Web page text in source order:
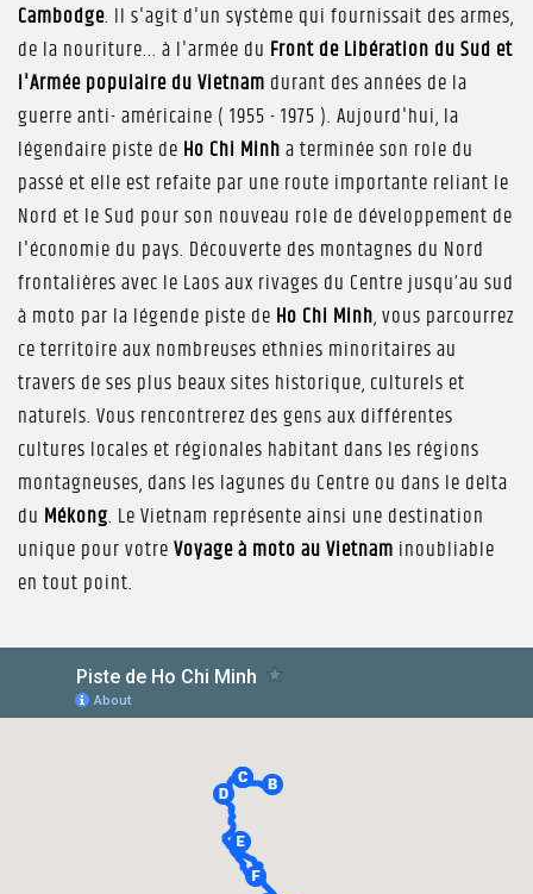
Cambodge. Il s'agit d'un système qui fournissait des armes,
de la nouriture... à l'armée du Front de Libération du Sud et
l'Armée populaire du Vietnam durant des années de la
guerre anti- américaine ( 1955 - 1975 ). Aujourd'hui, la
légendaire piste de Ho Chi Minha terminée son role du
passé et elle est refaite par une route importante reliant le
Nord et le Sud pour son nouveau role de développement de
l'économie du pays. Découverte des montagnes du Nord
frontalières avec le Laos aux rivages du Centre jusqu’au sud
à moto par la légende piste de Ho Chi Minh, vous parcourrez
ce territoire aux nombreuses ethnies minoritaires au
travers de ses plus beaux sites historique, culturels et
naturels. Vous rencontrerez des gens aux différentes
cultures locales et régionales habitant dans les régions
montagneuses, dans les lagunes du Centre ou dans le delta
du Mékong. Le Vietnam représente ainsi une destination
unique pour votreVoyage à moto au Vietnam inoubliable
en tout point.